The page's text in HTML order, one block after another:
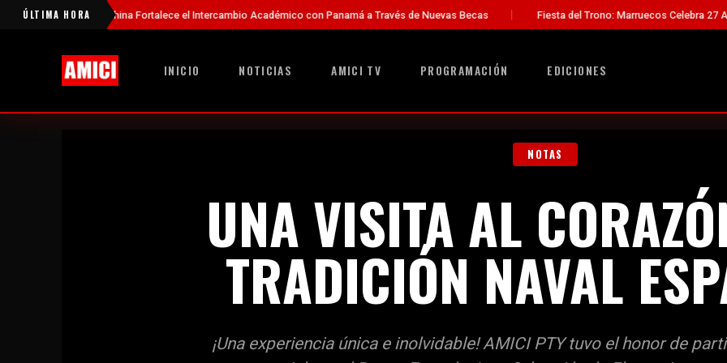
ÚLTIMA HORA
China Fortalece el Intercambio Académico con Panamá a Través de Nuevas Becas Fiesta del Trono: Marruecos Celebra 27 Años de
INICIO NOTICIAS AMICI TV PROGRAMACIÓN EDICIONES
NOTAS
UNA VISITA AL
TRADICIÓN NAVAL
¡Una experiencia única e inolvidable! AMICI PTY tuvo el honor de